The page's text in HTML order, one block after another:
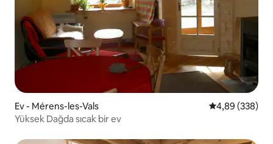
Ev - Mérens-les-Vals 5 üzerinden
4,89 (338)
Yüksek Dağda sıcak bir ev